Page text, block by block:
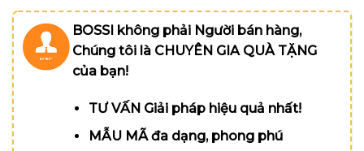
BOSSI không phải Người bán hàng,
Chúng tôi là CHUYÊN GIA QUÀ TẶNG
của bạn!
TƯ VẤN Giải pháp hiệu quả nhất!
MẪU MÃ đa dạng, phong phú